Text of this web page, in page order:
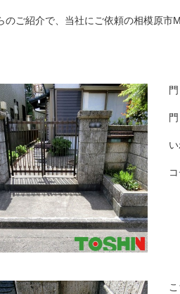
のご紹介で、当社にご依頼の相模原